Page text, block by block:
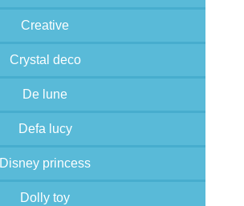
Creative
Crystal deco
De lune
Defa lucy
Disney princess
Dolly toy